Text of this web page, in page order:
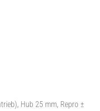
Hub 25 mm, Repro ±